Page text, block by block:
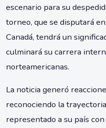
escenario para su
torneo, que se disputará
Canadá, tendrá un
culminará su carrera
norteamericanas.
La noticia generó
reconociendo la
representado a su país